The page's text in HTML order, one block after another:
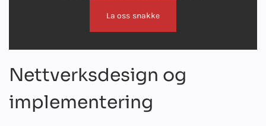
La oss snakke
Nettverksdesign og
implementering